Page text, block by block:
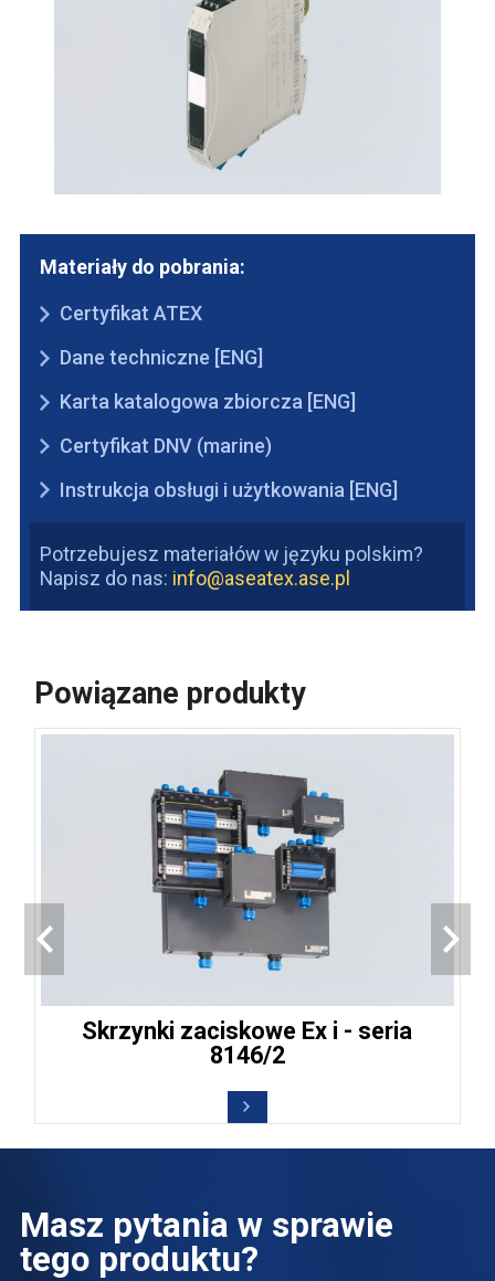
Materiały do pobrania:
Certyfikat ATEX
Dane techniczne [ENG]
Karta katalogowa zbiorcza [ENG]
Certyfikat DNV (marine)
Instrukcja obsługi i użytkowania [ENG]
Potrzebujesz materiałów w języku polskim?
Napisz do nas: info@aseatex.ase.pl
Powiązane produkty
Skrzynki zaciskowe Ex i - seria
8146/2
Masz pytania w sprawie
tego produktu?